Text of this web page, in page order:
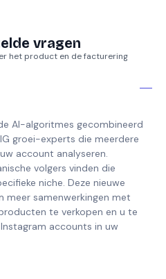
vragen
het product en de facturering
AI-algoritmes gecombineerd
groei-experts die meerdere
account analyseren.
volgers vinden die
niche. Deze nieuwe
meer samenwerkingen met
te verkopen en u te
accounts in uw